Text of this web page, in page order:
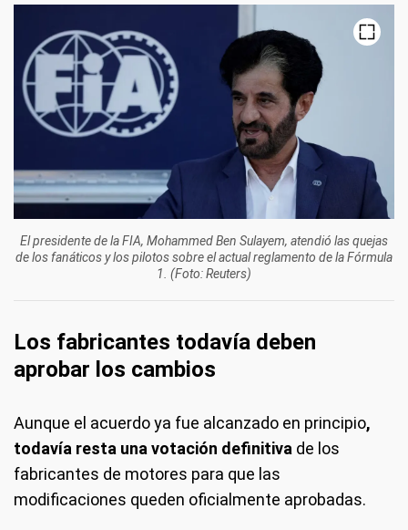
El presidente de la FIA, Mohammed Ben Sulayem, atendió las quejas
de los fanáticos y los pilotos sobre el actual reglamento de la Fórmula
1. (Foto: Reuters)
Los fabricantes todavía deben
aprobar los cambios
Aunque el acuerdo ya fue alcanzado en principio,
todavía resta una votación definitiva de los
fabricantes de motores para que las
modificaciones queden oficialmente aprobadas.